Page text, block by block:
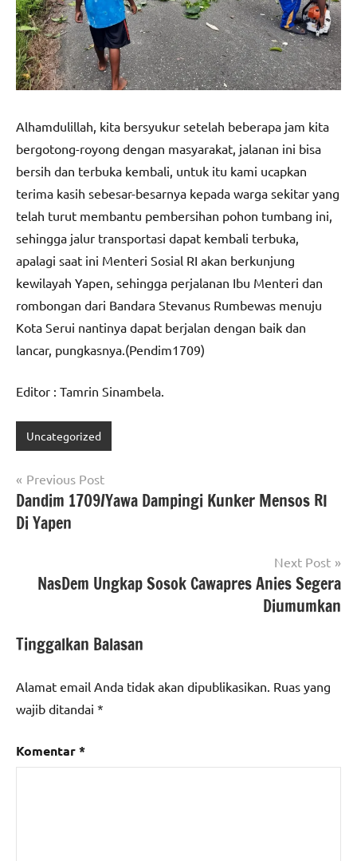
Alhamdulillah, kita bersyukur setelah beberapa jam kita
bergotong-royong dengan masyarakat, jalanan ini bisa
bersih dan terbuka kembali, untuk itu kami ucapkan
terima kasih sebesar-besarnya kepada warga sekitar yang
telah turut membantu pembersihan pohon tumbang ini,
sehingga jalur transportasi dapat kembali terbuka,
apalagi saat ini Menteri Sosial RI akan berkunjung
kewilayah Yapen, sehingga perjalanan Ibu Menteri dan
rombongan dari Bandara Stevanus Rumbewas menuju
Kota Serui nantinya dapat berjalan dengan baik dan
lancar, pungkasnya.(Pendim1709)
Editor : Tamrin Sinambela.
Uncategorized
Navigasi
pos
Previous Post
Dandim 1709/Yawa Dampingi Kunker Mensos RI
Di Yapen
Next Post
NasDem Ungkap Sosok Cawapres Anies Segera
Diumumkan
Tinggalkan Balasan
Alamat email Anda tidak akan dipublikasikan. Ruas yang
wajib ditandai *
Komentar*